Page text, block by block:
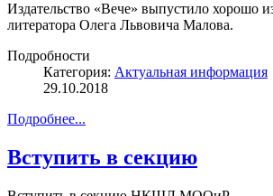
Издательство «Вече» выпустило хорошо
литератора Олега Львовича Малова.
Подробности
Категория: Актуальная информация
29.10.2018
Подробнее...
Вступить в секцию